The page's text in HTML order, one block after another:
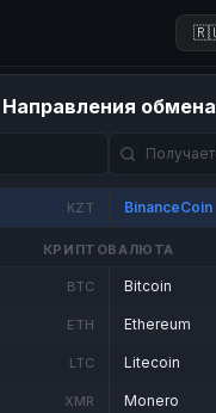
Направления обмена
KZT BinanceCoin
КРИПТОВАЛЮТА
BTC
ETH
LTC
XMR
Bitcoin
Ethereum
Litecoin
Monero